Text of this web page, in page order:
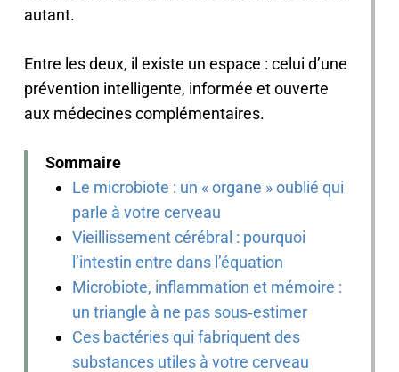
autant.
Entre les deux, il existe un espace : celui d’une
prévention intelligente, informée et ouverte
aux médecines complémentaires.
Sommaire
Le microbiote : un « organe » oublié qui
parle à votre cerveau
Vieillissement cérébral : pourquoi
l’intestin entre dans l’équation
Microbiote, inflammation et mémoire :
un triangle à ne pas sous‑estimer
Ces bactéries qui fabriquent des
substances utiles à votre cerveau